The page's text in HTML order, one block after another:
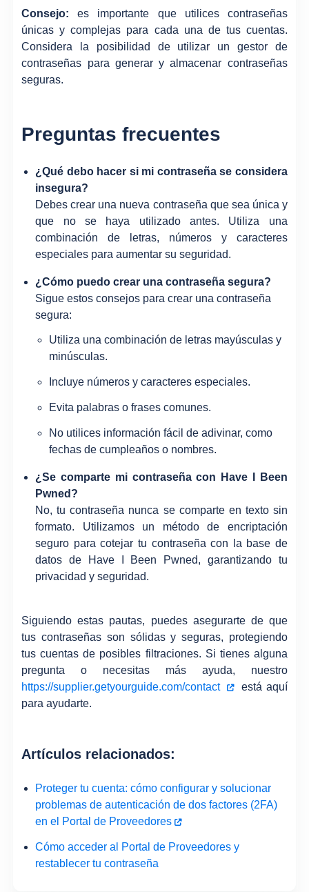
Consejo: es importante que utilices contraseñas
únicas y complejas para cada una de tus cuentas.
Considera la posibilidad de utilizar un gestor de
contraseñas para generar y almacenar contraseñas
seguras.
Preguntas frecuentes
¿Qué debo hacer si mi contraseña se considera
insegura?
Debes crear una nueva contraseña que sea única y
que no se haya utilizado antes. Utiliza una
combinación de letras, números y caracteres
especiales para aumentar su seguridad.
¿Cómo puedo crear una contraseña segura?
Sigue estos consejos para crear una contraseña
segura:
Utiliza una combinación de letras mayúsculas y
minúsculas.
Incluye números y caracteres especiales.
Evita palabras o frases comunes.
No utilices información fácil de adivinar, como
fechas de cumpleaños o nombres.
¿Se comparte mi contraseña con Have I Been
Pwned?
No, tu contraseña nunca se comparte en texto sin
formato. Utilizamos un método de encriptación
seguro para cotejar tu contraseña con la base de
datos de Have I Been Pwned, garantizando tu
privacidad y seguridad.
Siguiendo estas pautas, puedes asegurarte de que
tus contraseñas son sólidas y seguras, protegiendo
tus cuentas de posibles filtraciones. Si tienes alguna
pregunta o necesitas más ayuda, nuestro
https://supplier.getyourguide.com/contact
está aquí
para ayudarte.
Artículos relacionados:
Proteger tu cuenta: cómo configurar y solucionar
problemas de autenticación de dos factores (2FA)
en el Portal de Proveedores
Cómo acceder al Portal de Proveedores y
restablecer tu contraseña